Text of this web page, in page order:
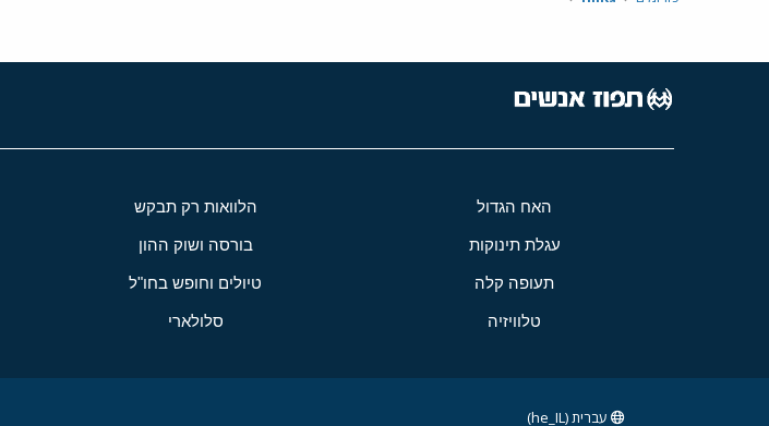
האח הגדול הלוואות רק תבקש
עגלת תינוקות בורסה ושוק ההון
תעופה קלה טיולים וחופש בחו"ל
טלוויזיה סלולארי
עברית (he_IL)